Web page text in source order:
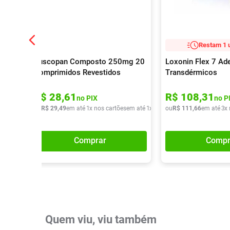
Buscopan Composto 250mg 20
Comprimidos Revestidos
R$ 28,61no PIX
R$ 29,49em até 1x nos cartõesem até 1x de R$ 29,49
Comprar
Restam 1
Loxonin Flex 7
Transdérmicos
R$ 108,31no
ouR$ 111 ,66em até3x
Quem viu, viu também